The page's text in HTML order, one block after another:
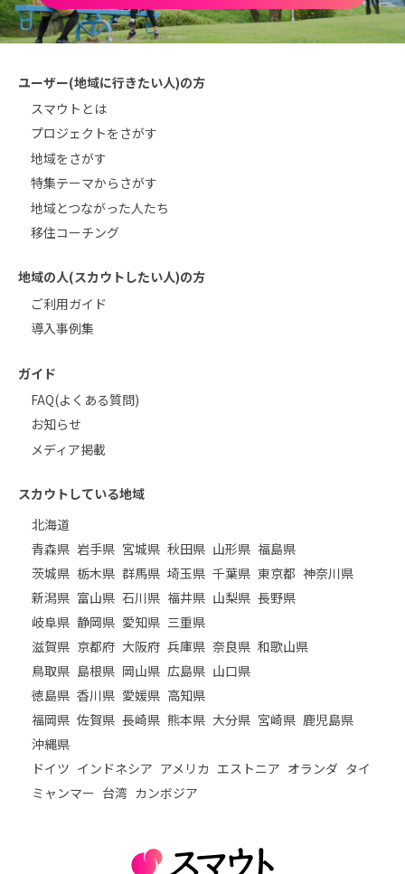
ユーザー(地域に行きたい人)の方
スマウトとは
プロジェクトをさがす
地域をさがす
特集テーマからさがす
地域とつながった人たち
移住コーチング
地域の人(スカウトしたい人)の方
ご利用ガイド
導入事例集
ガイド
FAQ(よくある質問)
お知らせ
メディア掲載
スカウトしている地域
北海道
青森県 岩手県 宮城県 秋田県 山形県 福島県
茨城県 栃木県 群馬県 埼玉県 千葉県 東京都 神奈川県
新潟県 富山県 石川県 福井県 山梨県 長野県
岐阜県 静岡県 愛知県 三重県
滋賀県 京都府 大阪府 兵庫県 奈良県 和歌山県
鳥取県 島根県 岡山県 広島県 山口県
徳島県 香川県 愛媛県 高知県
福岡県 佐賀県 長崎県 熊本県 大分県 宮崎県 鹿児島県
沖縄県
ドイツ インドネシア アメリカ エストニア オランダ タイ
ミャンマー 台湾 カンボジア